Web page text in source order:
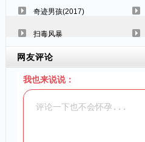
奇迹男孩(2017)
扫毒风暴
网友评论
我也来说说：